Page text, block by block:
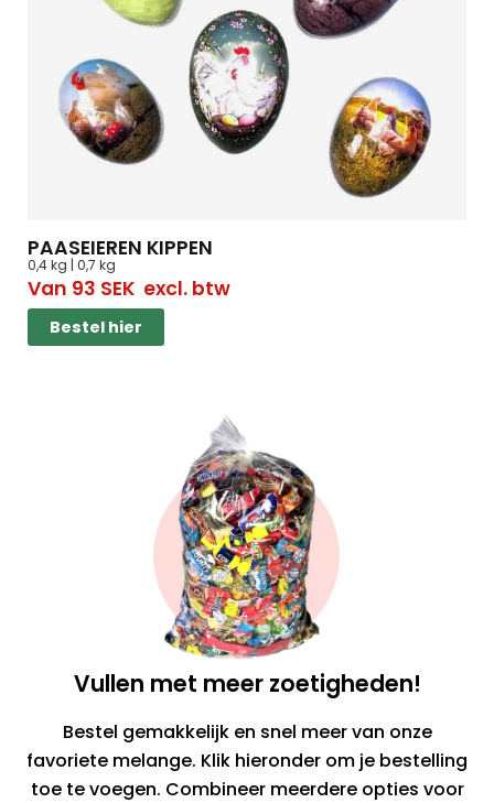
PAASEIEREN KIPPEN
0,4 kg | 0,7 kg
Van 93 SEKexcl. btw
Bestel hier
Vullen met meer zoetigheden!
Bestel gemakkelijk en snel meer van onze
favoriete melange. Klik hieronder om je bestelling
toe te voegen. Combineer meerdere opties voor